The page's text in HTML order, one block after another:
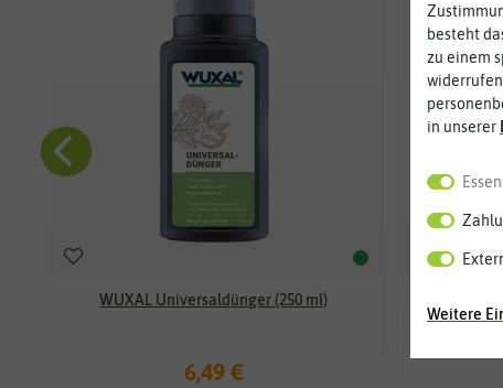
WUXAL Universaldünger (250 ml)
6,49 €
besteht
zu einem
in unserer
Weitere